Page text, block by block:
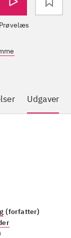
Prøvelæs
Udgaver
(forfatter)